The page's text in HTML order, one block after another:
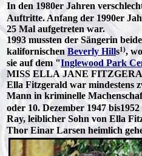
In den 1980er Jahren
Auftritte. Anfang der 1990er
25 Mal aufgetreten war.
1993 mussten der Sängerin
kalifornischen Beverly Hills1),
sie auf dem "Inglewood Park
MISS ELLA JANE
Ella Fitzgerald war mindestens
Mann in kriminelle
oder 10. Dezember 1947
Ray, leiblicher Sohn von Ella
Thor Einar Larsen heimlich